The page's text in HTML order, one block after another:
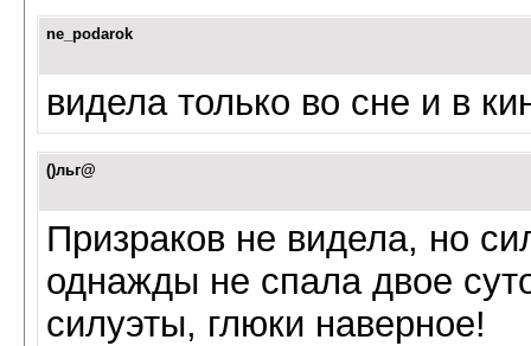
ne_podarok
видела только во сне и в
()льг@
Призраков не видела, но
однажды не спала двое
силуэты, глюки наверное!